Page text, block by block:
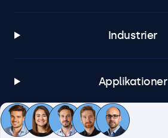
Tahoe, Sequoia, Sonoma
Linux
Alle Linux-distributioner
Alle versioner af BrightsignOS
Samsung DeX
Industrier
Applikationer
Kundeservice